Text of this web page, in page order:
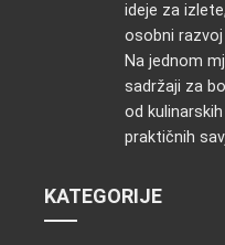
ideje za
osobni
Na jednom
sadržaji za
od
praktičnih
KATEGORIJE